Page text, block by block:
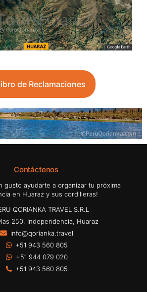
de Reclamaciones
Contáctenos
gusto ayudarte a organizar tu próxima
en Huaraz y sus cordilleras!
QORIANKA TRAVEL S.R.L
250, Independencia, Huaraz
info@qorianka.travel
+51 943 560 805
+51 944 079 020
+51 943 560 805